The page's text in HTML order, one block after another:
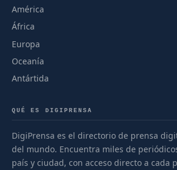
América
África
Europa
Oceanía
Antártida
QUÉ ES DIGIPRENSA
DigiPrensa es el directorio de prensa
del mundo. Encuentra miles de
país y ciudad, con acceso directo a cada